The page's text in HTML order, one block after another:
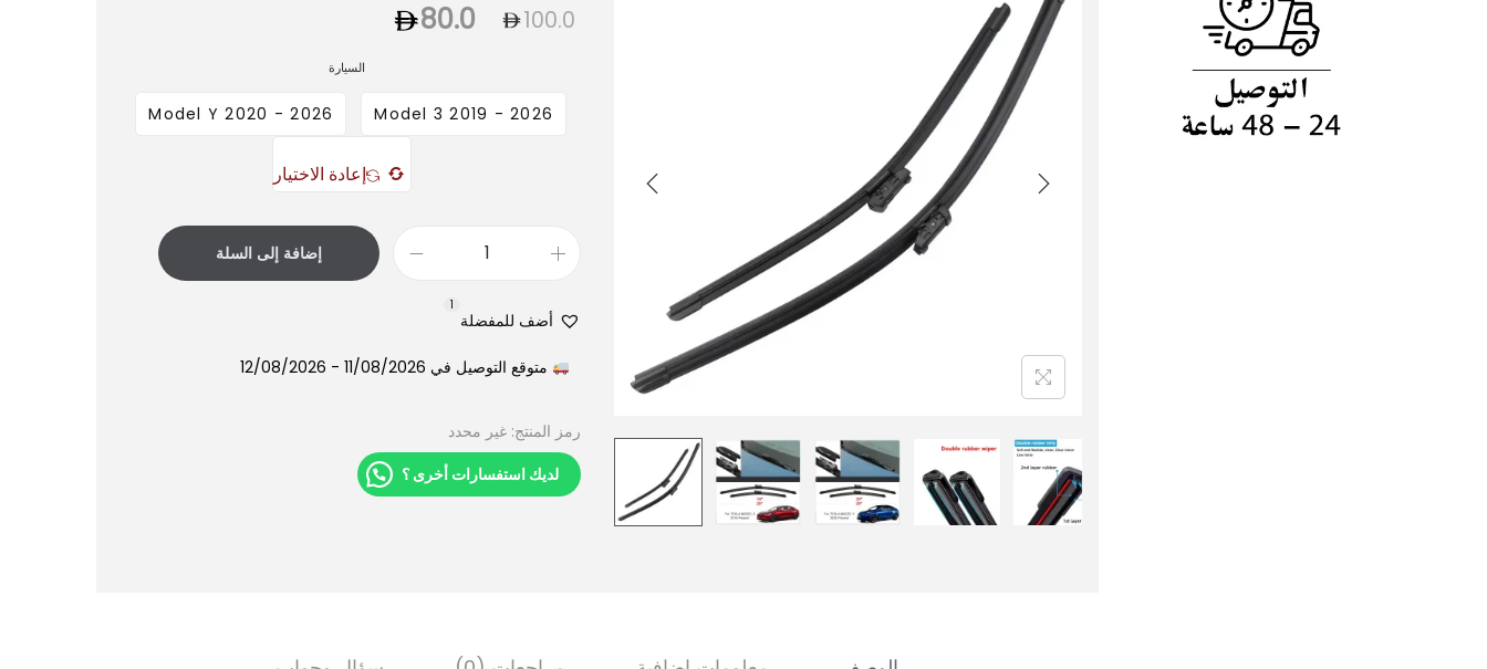
100.0
80.0
السيارة
Model 3 2019 - 2026
Model Y 2020 - 2026
إعادة الاختيار
إضافة إلى السلة
أضف للمفضلة
1
متوقع التوصيل في 11/08/2026 - 12/08/2026
رمز المنتج: غير محدد
لديك استفسارات أخرى ؟